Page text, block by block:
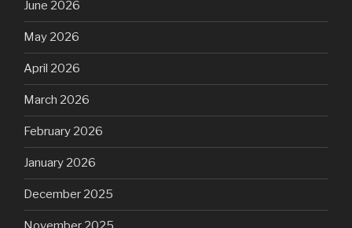
June 2026
May 2026
April 2026
March 2026
February 2026
January 2026
December 2025